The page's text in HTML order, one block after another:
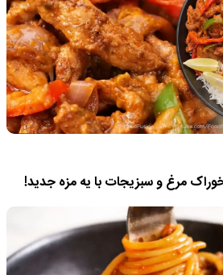
مرغ و سبزیجات با یه مزه جدید!